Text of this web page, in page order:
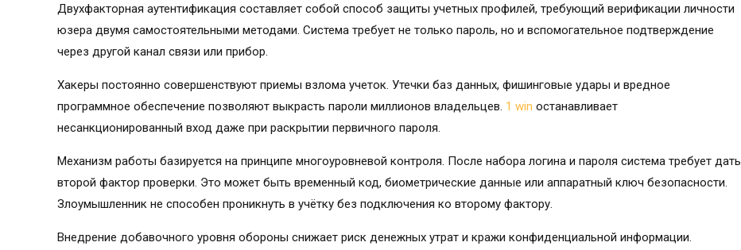
Двухфакторная аутентификация составляет собой способ защиты учетных профилей, требующий верификации личности
юзера двумя самостоятельными методами. Система требует не только пароль, но и вспомогательное подтверждение
через другой канал связи или прибор.
Хакеры постоянно совершенствуют приемы взлома учеток. Утечки баз данных, фишинговые удары и вредное
программное обеспечение позволяют выкрасть пароли миллионов владельцев. 1 win останавливает
несанкционированный вход даже при раскрытии первичного пароля.
Механизм работы базируется на принципе многоуровневой контроля. После набора логина и пароля система требует дать
второй фактор проверки. Это может быть временный код, биометрические данные или аппаратный ключ безопасности.
Злоумышленник не способен проникнуть в учётку без подключения ко второму фактору.
Внедрение добавочного уровня обороны снижает риск денежных утрат и кражи конфиденциальной информации.